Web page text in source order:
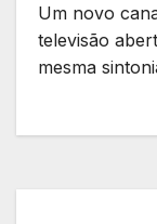
Um novo
televisão
mesma